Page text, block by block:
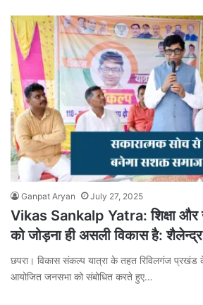
Ganpat Aryan July 27, 2025
Vikas Sankalp Yatra: शिक्षा
को जोड़ना ही असली विकास है:
छपरा। विकास संकल्प यात्रा के तहत रिविलगंज प्रखंड
आयोजित जनसभा को संबोधित करते हुए…